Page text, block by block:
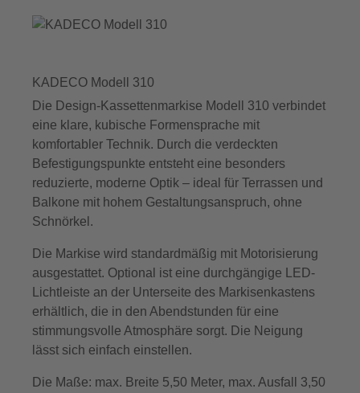
KADECO Modell 310
Die Design-Kassettenmarkise Modell 310 verbindet
eine klare, kubische Formensprache mit
komfortabler Technik. Durch die verdeckten
Befestigungspunkte entsteht eine besonders
reduzierte, moderne Optik – ideal für Terrassen und
Balkone mit hohem Gestaltungsanspruch, ohne
Schnörkel.
Die Markise wird standardmäßig mit Motorisierung
ausgestattet. Optional ist eine durchgängige LED-
Lichtleiste an der Unterseite des Markisenkastens
erhältlich, die in den Abendstunden für eine
stimmungsvolle Atmosphäre sorgt. Die Neigung
lässt sich einfach einstellen.
Die Maße: max. Breite 5,50 Meter, max. Ausfall 3,50